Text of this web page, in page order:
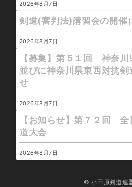
2026年8月7日
剣道(審判法)講習会の開催
2026年8月7日
【募集】第５１回 神奈川
並びに神奈川県東西対抗剣
せ
2026年8月7日
【お知らせ】第７２回 全
道大会
2026年8月7日
© 小田原剣道連